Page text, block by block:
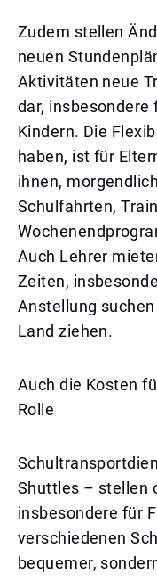
Zudem stellen
neuen
Aktivitäten neue
dar,
Kindern. Die
haben, ist für
ihnen,
Schulfahrten,
Auch Lehrer
Zeiten,
Anstellung
Land ziehen.
Auch die Kosten
Rolle
Shuttles – stellen
insbesondere für
verschiedenen
bequemer,